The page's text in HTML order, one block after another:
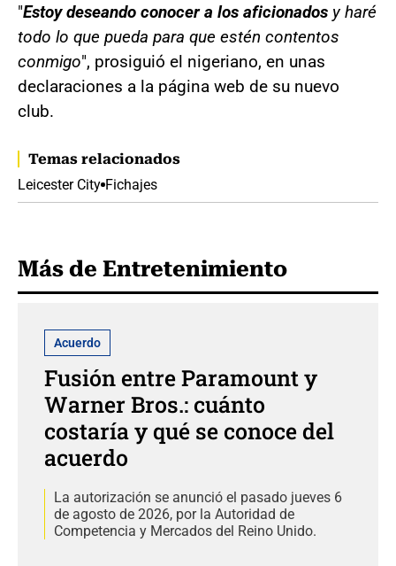
"Estoy deseando conocer a los aficionados y haré
todo lo que pueda para que estén contentos
conmigo", prosiguió el nigeriano, en unas
declaraciones a la página web de su nuevo
club.
Temas relacionados
Leicester City Fichajes
Más de Entretenimiento
Acuerdo
Fusión entre Paramount y
Warner Bros.: cuánto
costaría y qué se conoce del
acuerdo
La autorización se anunció el pasado jueves 6
de agosto de 2026, por la Autoridad de
Competencia y Mercados del Reino Unido.